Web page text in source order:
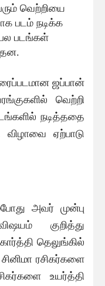
வெற்றியை
படம் நடிக்க
பல படங்கள்
ஜப்பான்
வெற்றி
நடித்ததை
ஏற்பாடு
அவர் முன்பு
குறித்து
தெலுங்கில்
ரசிகர்களை
உயர்த்தி